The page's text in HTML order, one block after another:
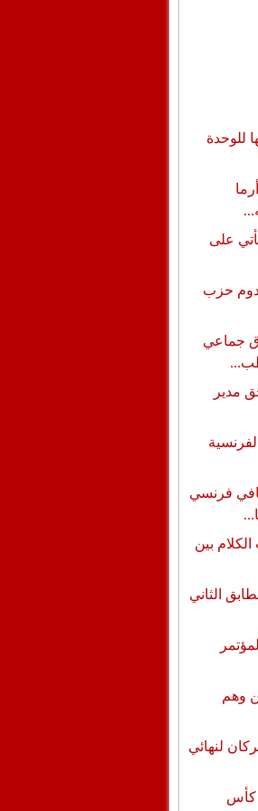
للوحدة
على
حزب
جماعي
مدير
فرنسي
بين
الثاني
وهم
لنهائي
كأس